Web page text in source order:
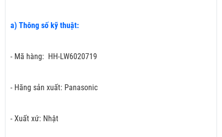
a) Thông số kỹ thuật:
- Mã hàng: HH-LW6020719
- Hãng sản xuất: Panasonic
- Xuất xứ: Nhật